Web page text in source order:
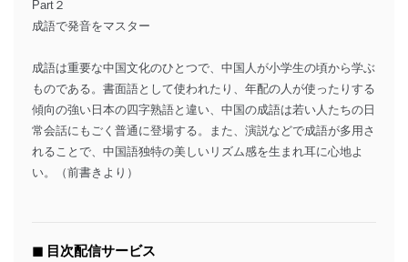
Part２
成語で発音をマスター
成語は重要な中国文化のひとつで、中国人が小学生の頃から学ぶ
ものである。書面語として使われたり、年配の人が使ったりする
傾向の強い日本の四字熟語と違い、中国の成語は若い人たちの日
常会話にもごく普通に登場する。また、演説などで成語が多用さ
れることで、中国語独特の美しいリズム感を生まれ耳に心地よ
い。（前書きより）
◼︎ 目次配信サービス